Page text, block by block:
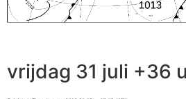
vrijdag 31 juli +36